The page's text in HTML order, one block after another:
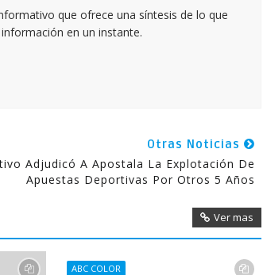
que ofrece una síntesis de lo que
en un instante.
Otras Noticias
Adjudicó A Apostala La Explotación De
Apuestas Deportivas Por Otros 5 Años
Ver mas
ABC COLOR